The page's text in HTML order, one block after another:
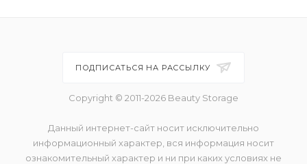
ПОДПИСАТЬСЯ НА РАССЫЛКУ
Copyright © 2011-2026 Beauty Storage
Данный интернет-сайт носит исключительно
информационный характер, вся информация носит
ознакомительный характер и ни при каких условиях не